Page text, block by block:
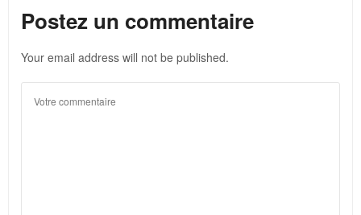
Postez un commentaire
Your email address will not be published.